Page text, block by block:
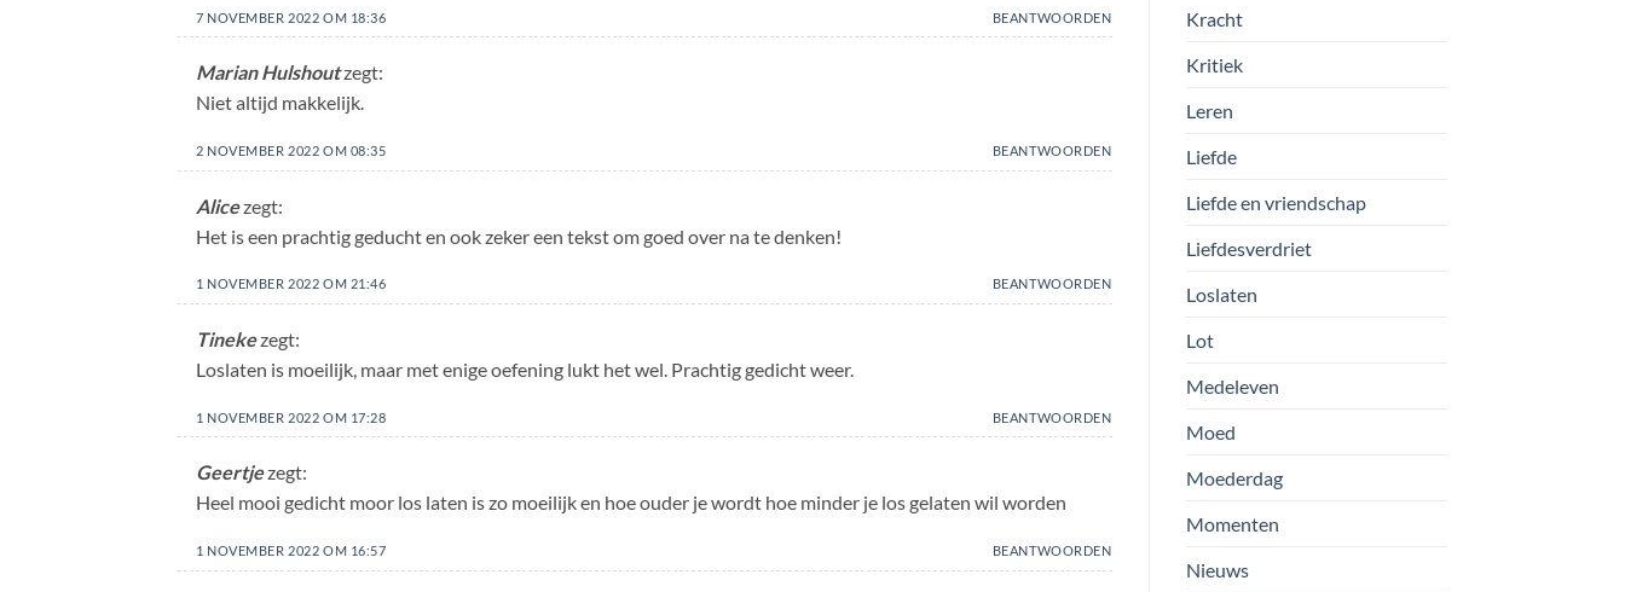
7 NOVEMBER 2022 OM 18:36 BEANTWOORDEN
Marian Hulshoutzegt:
Niet altijd makkelijk.
2 NOVEMBER 2022 OM 08:35 BEANTWOORDEN
Alicezegt:
Het is een prachtig geducht en ook zeker een tekst om goed over na te denken!
1 NOVEMBER 2022 OM 21:46 BEANTWOORDEN
Tinekezegt:
Loslaten is moeilijk, maar met enige oefening lukt het wel. Prachtig gedicht weer.
1 NOVEMBER 2022 OM 17:28 BEANTWOORDEN
Geertjezegt:
Heel mooi gedicht moor los laten is zo moeilijk en hoe ouder je wordt hoe minder je los gelaten wil worden
1 NOVEMBER 2022 OM 16:57 BEANTWOORDEN
Kracht
Kritiek
Leren
Liefde
Liefde en vriendschap
Liefdesverdriet
Loslaten
Lot
Medeleven
Moed
Moederdag
Momenten
Nieuws